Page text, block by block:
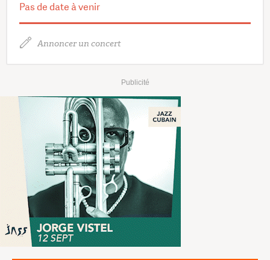
Pas de date à venir
Annoncer un concert
Publicité